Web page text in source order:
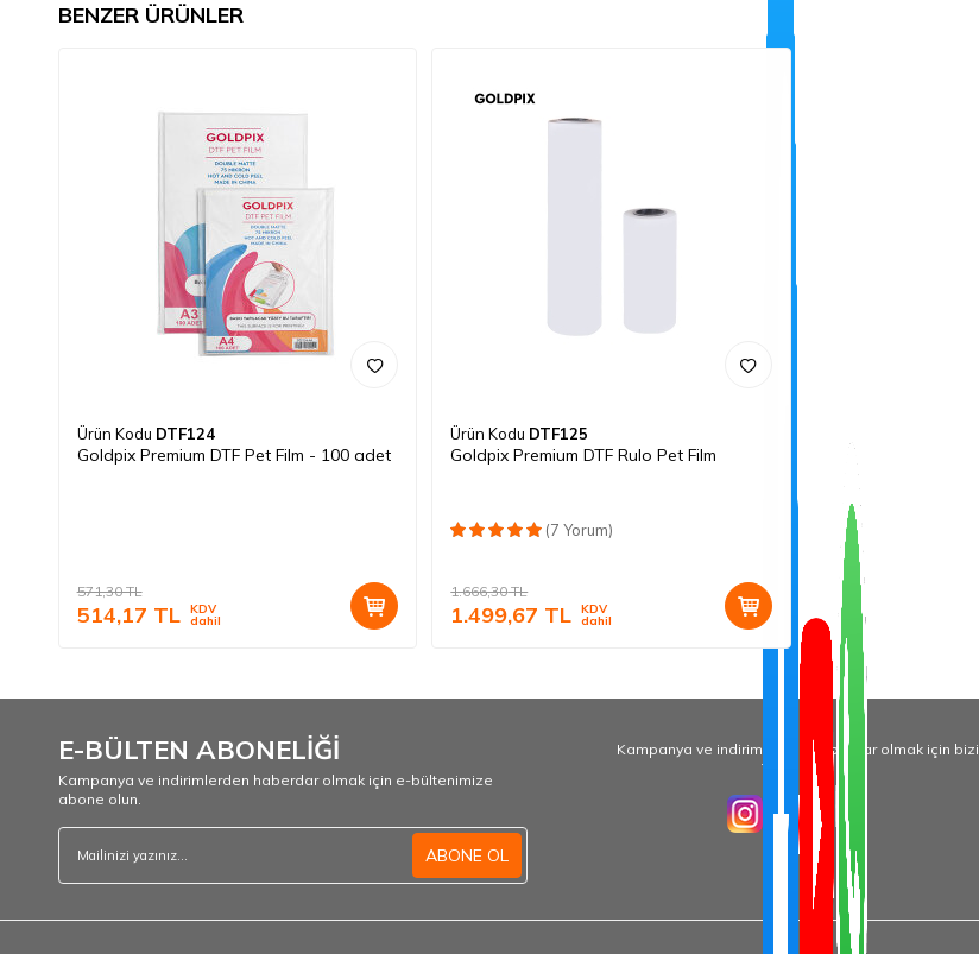
BENZER ÜRÜNLER
Ürün Kodu DTF124
Goldpix Premium DTF Pet Film - 100 adet
571,30TL
514,17 TL KDV
dahil
Ürün Kodu DTF125
Goldpix Premium DTF Rulo Pet Film
(7 Yorum)
1.666,30TL
1.499,67 TL KDV
dahil
E-BÜLTEN ABONELİĞİ
Kampanya ve indirimlerden haberdar olmak için e-bültenimize
abone olun.
ABONE OL
Kampanya ve indirimlerden haberdar olmak için bizi
Takip Edin!